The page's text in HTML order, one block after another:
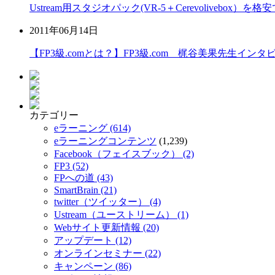
Ustream用スタジオパック(VR-5＋Cerevolivebox）を格
2011年06月14日
【FP3級.comとは？】FP3級.com 梶谷美果先生インタ
カテゴリー
eラーニング (614)
eラーニングコンテンツ (1,239)
Facebook（フェイスブック） (2)
FP3 (52)
FPへの道 (43)
SmartBrain (21)
twitter（ツイッター） (4)
Ustream（ユーストリーム） (1)
Webサイト更新情報 (20)
アップデート (12)
オンラインセミナー (22)
キャンペーン (86)